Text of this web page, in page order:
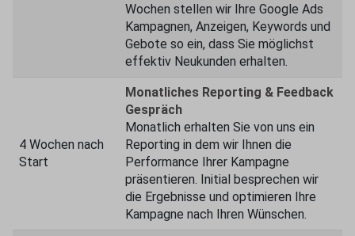
Wochen stellen wir Ihre Google Ads
Kampagnen, Anzeigen, Keywords und
Gebote so ein, dass Sie möglichst
effektiv Neukunden erhalten.
4 Wochen nach
Start
Monatliches Reporting & Feedback
Gespräch
Monatlich erhalten Sie von uns ein
Reporting in dem wir Ihnen die
Performance Ihrer Kampagne
präsentieren. Initial besprechen wir
die Ergebnisse und optimieren Ihre
Kampagne nach Ihren Wünschen.